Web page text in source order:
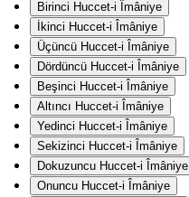
Birinci Huccet-i Îmâniye
İkinci Huccet-i Îmâniye
Üçüncü Huccet-i Îmâniye
Dördüncü Huccet-i Îmâniye
Beşinci Huccet-i Îmâniye
Altıncı Huccet-i Îmâniye
Yedinci Huccet-i Îmâniye
Sekizinci Huccet-i Îmâniye
Dokuzuncu Huccet-i Îmâniye
Onuncu Huccet-i Îmâniye